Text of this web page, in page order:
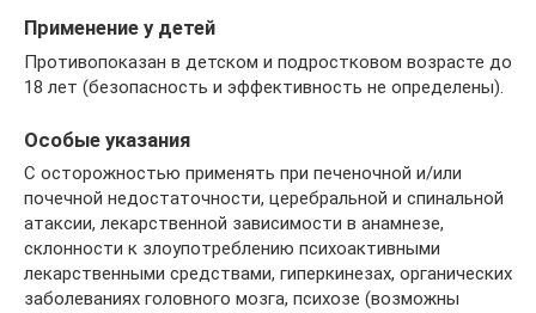
Применение у детей
Противопоказан в детском и подростковом возрасте до
18 лет (безопасность и эффективность не определены).
Особые указания
C осторожностью применять при печеночной и/или
почечной недостаточности, церебральной и спинальной
атаксии, лекарственной зависимости в анамнезе,
склонности к злоупотреблению психоактивными
лекарственными средствами, гиперкинезах, органических
заболеваниях головного мозга, психозе (возможны